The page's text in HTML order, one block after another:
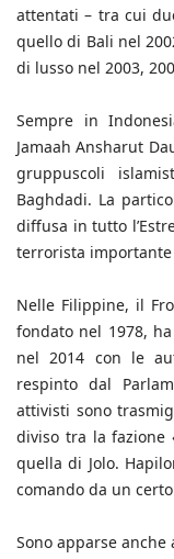
attentati – tra cui
quello di Bali nel
di lusso nel 2003,
Sempre in
Jamaah Ansharut
gruppuscoli
Baghdadi. La
diffusa in tutto
terrorista
Nelle Filippine, il
fondato nel 1978,
nel 2014 con le
respinto dal
attivisti sono
diviso tra la fazione
quella di Jolo.
comando da un
Sono apparse